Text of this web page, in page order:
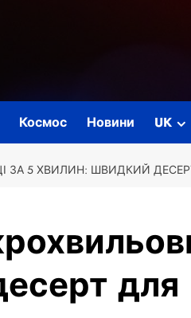
Космос Новини UK
ЗА 5 ХВИЛИН: ШВИДКИЙ
для